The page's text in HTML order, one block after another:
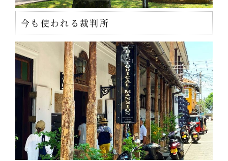
今も使われる裁判所